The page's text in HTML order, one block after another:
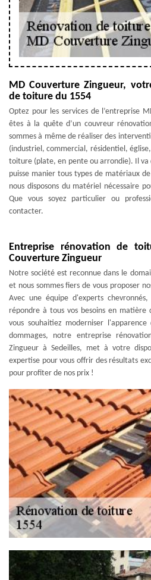
MD Couverture Zingueur,
de toiture du 1554
Optez pour les services de l’entreprise
êtes à la quête d’un couvreur
sommes à même de réaliser des
(industriel, commercial, résidentiel,
toiture (plate, en pente ou arrondie). Il va
puisse manier tous types de matériaux
nous disposons du matériel nécessaire
Que vous soyez particulier ou
contacter.
Entreprise rénovation de
Couverture Zingueur
Notre société est reconnue dans le
et nous sommes fiers de vous proposer
Avec une équipe d'experts
répondre à tous vos besoins en
vous souhaitiez moderniser
dommages, notre entreprise
Zingueur à Sedeilles, met à votre
expertise pour vous offrir des résultats
pour profiter de nos prix !